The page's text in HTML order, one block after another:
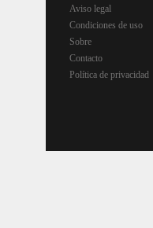
Aviso legal
Condiciones de uso
Sobre
Contacto
Política de privacidad